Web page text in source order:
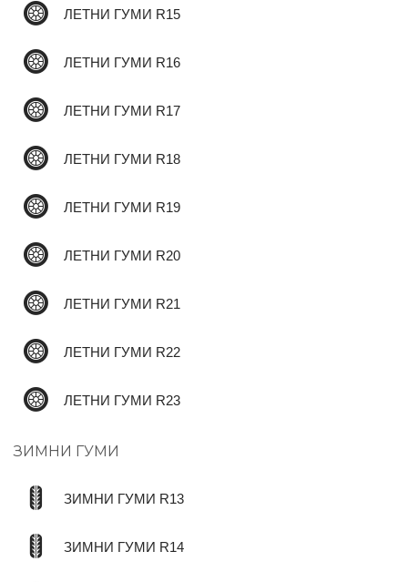
ЛЕТНИ ГУМИ R15
ЛЕТНИ ГУМИ R16
ЛЕТНИ ГУМИ R17
ЛЕТНИ ГУМИ R18
ЛЕТНИ ГУМИ R19
ЛЕТНИ ГУМИ R20
ЛЕТНИ ГУМИ R21
ЛЕТНИ ГУМИ R22
ЛЕТНИ ГУМИ R23
ЗИМНИ ГУМИ
ЗИМНИ ГУМИ R13
ЗИМНИ ГУМИ R14